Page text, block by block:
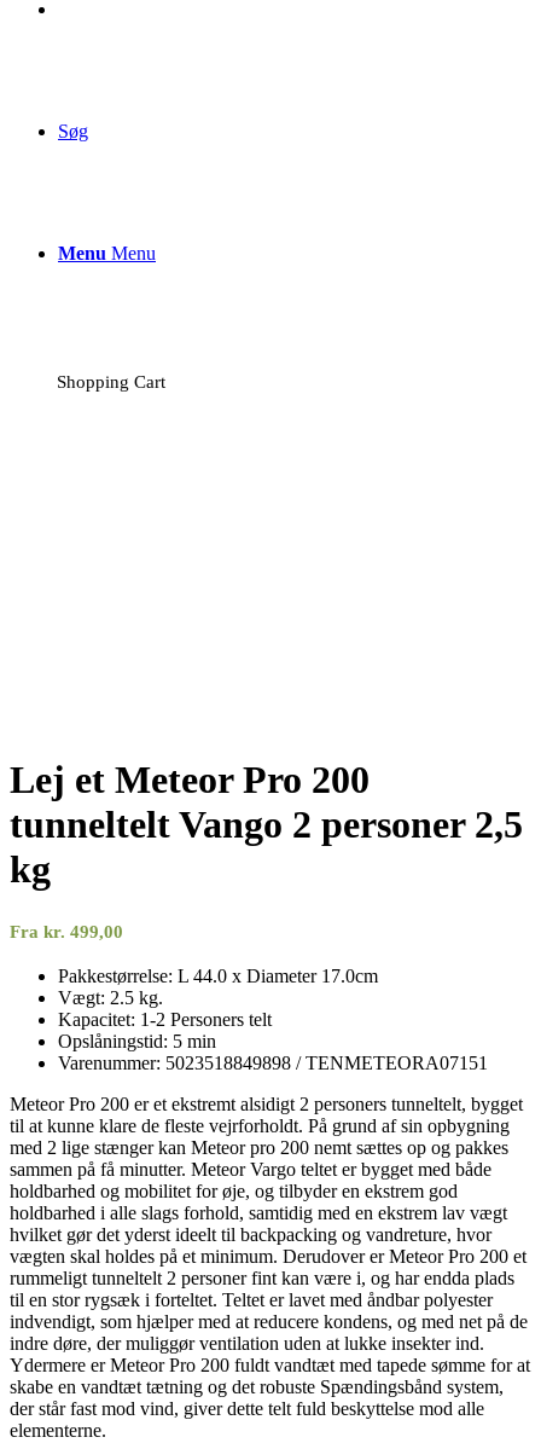
Søg
Menu Menu
Shopping Cart
Lej et Meteor Pro 200
tunneltelt Vango 2 personer 2,5
kg
Fra kr. 499,00
Pakkestørrelse: L 44.0 x Diameter 17.0cm
Vægt: 2.5 kg.
Kapacitet: 1-2 Personers telt
Opslåningstid: 5 min
Varenummer: 5023518849898 / TENMETEORA07151
Meteor Pro 200 er et ekstremt alsidigt 2 personers tunneltelt, bygget
til at kunne klare de fleste vejrforholdt. På grund af sin opbygning
med 2 lige stænger kan Meteor pro 200 nemt sættes op og pakkes
sammen på få minutter. Meteor Vargo teltet er bygget med både
holdbarhed og mobilitet for øje, og tilbyder en ekstrem god
holdbarhed i alle slags forhold, samtidig med en ekstrem lav vægt
hvilket gør det yderst ideelt til backpacking og vandreture, hvor
vægten skal holdes på et minimum. Derudover er Meteor Pro 200 et
rummeligt tunneltelt 2 personer fint kan være i, og har endda plads
til en stor rygsæk i forteltet. Teltet er lavet med åndbar polyester
indvendigt, som hjælper med at reducere kondens, og med net på de
indre døre, der muliggør ventilation uden at lukke insekter ind.
Ydermere er Meteor Pro 200 fuldt vandtæt med tapede sømme for at
skabe en vandtæt tætning og det robuste Spændingsbånd system,
der står fast mod vind, giver dette telt fuld beskyttelse mod alle
elementerne.